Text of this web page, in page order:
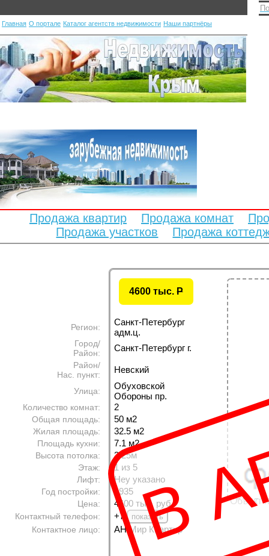
Главная О портале Каталог агентств недвижимости Наши партнёры
Продажа квартир Продажа комнат
Продажа участков
Продажа
4600 тыс.P
В
Регион:
Санкт-Петербург
адм.ц.
Город/
Район:
Санкт-Петербург г.
Район/
Нас. пункт:
Невский
Улица:
Обуховской
Обороны пр.
Количество комнат: 2
Общая площадь: 50 м2
Жилая площадь: 32.5 м2
Площадь кухни: 7.1 м2
Высота потолка: 3.25м
Этаж: 1 из 5
Лифт: Неу указано
Год постройки: 1935
Цена: 4600 тыс. руб.
Контактный телефон: +7
Контактное лицо: АН Мир Квартир
Объект